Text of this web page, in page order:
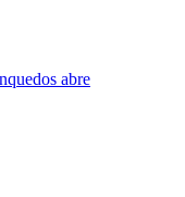
abre